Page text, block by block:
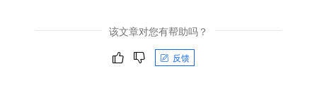
该文章对您有帮助吗？
反馈